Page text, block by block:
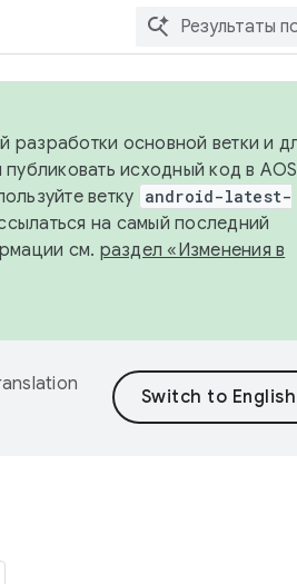
разработки основной ветки и
исходный код в
ветку android-latest-
на самый последний
см. раздел «Изменения в